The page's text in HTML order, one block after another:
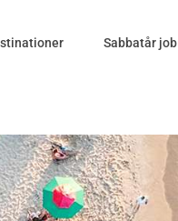
Sabbatår job